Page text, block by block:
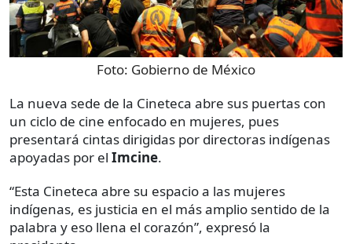
Foto: Gobierno de México
La nueva sede de la Cineteca abre sus puertas con
un ciclo de cine enfocado en mujeres, pues
presentará cintas dirigidas por directoras indígenas
apoyadas por el Imcine.
“Esta Cineteca abre su espacio a las mujeres
indígenas, es justicia en el más amplio sentido de la
palabra y eso llena el corazón”, expresó la